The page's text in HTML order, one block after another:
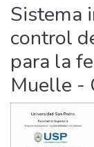
Sistema
control
para la
Muelle -